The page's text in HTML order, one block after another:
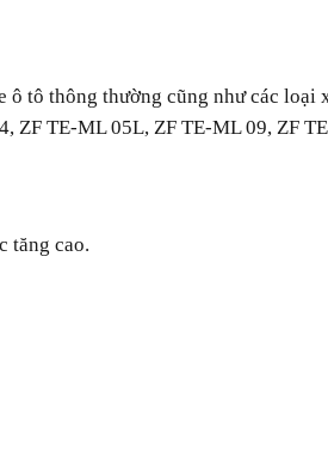
tô thông thường cũng như các loại
TE-ML 05L, ZF TE-ML 09, ZF
tăng cao.